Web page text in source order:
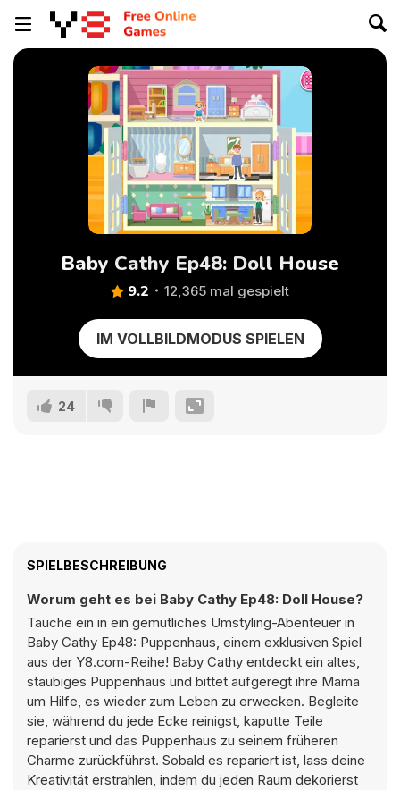
Baby Cathy Ep48: Doll House
9.2 12,365 mal gespielt
IM VOLLBILDMODUS SPIELEN
24
SPIELBESCHREIBUNG
Worum geht es bei Baby Cathy Ep48: Doll House?
Tauche ein in ein gemütliches Umstyling-Abenteuer in
Baby Cathy Ep48: Puppenhaus, einem exklusiven Spiel
aus der Y8.com-Reihe! Baby Cathy entdeckt ein altes,
staubiges Puppenhaus und bittet aufgeregt ihre Mama
um Hilfe, es wieder zum Leben zu erwecken. Begleite
sie, während du jede Ecke reinigst, kaputte Teile
reparierst und das Puppenhaus zu seinem früheren
Charme zurückführst. Sobald es repariert ist, lass deine
Kreativität erstrahlen, indem du jeden Raum dekorierst